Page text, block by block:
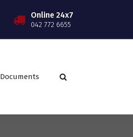
Online 24x7
042 772 6655
Documents